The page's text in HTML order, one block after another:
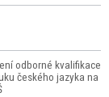
odborné kvalifikace
českého jazyka na